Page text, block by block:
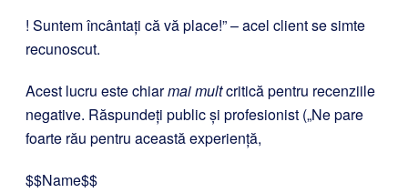
! Suntem încântați că vă place!” – acel client se simte
recunoscut.
Acest lucru este chiarmai multcritică pentru recenziile
negative. Răspundeți public și profesionist („Ne pare
foarte rău pentru această experiență,
$$Name$$